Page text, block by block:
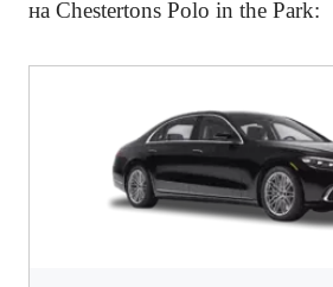
на Chestertons Polo in the Park: